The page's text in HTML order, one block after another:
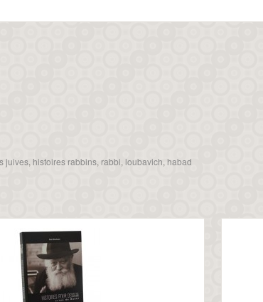
juives, histoires rabbins, rabbi loubavich, habad